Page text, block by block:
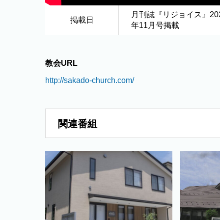
掲載日
月刊誌『リジョイス』
年11月号掲載
教会URL
http://sakado-church.com/
関連番組